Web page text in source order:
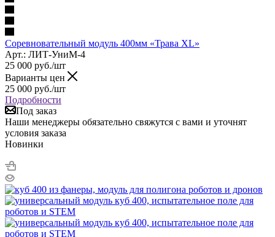
Соревновательный модуль 400мм «Трава XL»
Арт.: ЛИТ-УниМ-4
25 000 руб./шт
Варианты цен
25 000 руб./шт
Подробности
Под заказ
Наши менеджеры обязательно свяжутся с вами и уточнят
условия заказа
Новинки